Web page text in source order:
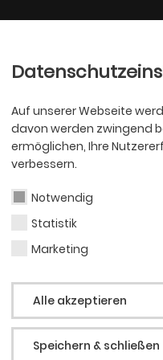
Auf unserer Webseite
davon werden zwingend
ermöglichen, Ihre
verbessern.
Notwendig
Statistik
Marketing
Alle akzeptieren
Speichern & schließen